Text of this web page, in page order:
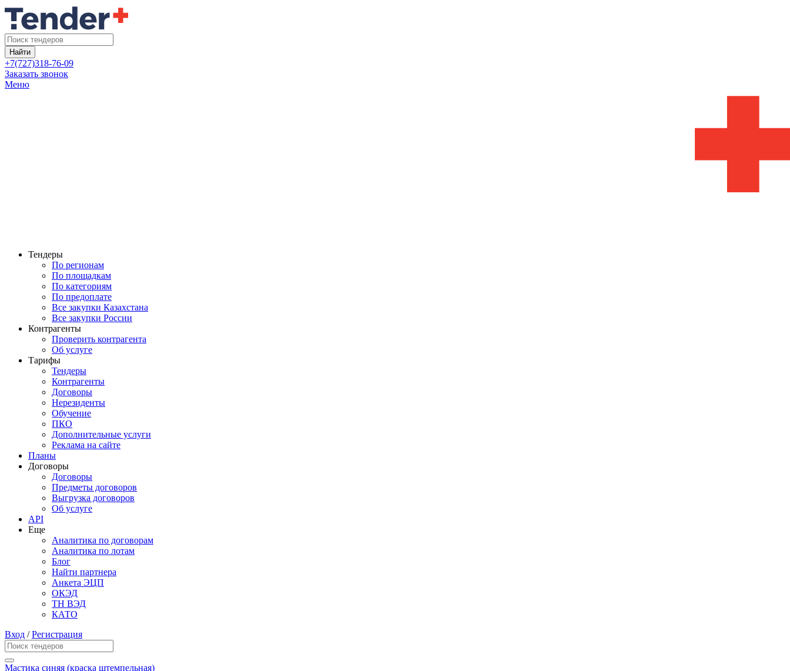
Найти
+7(727)318-76-09
Заказать звонок
Меню
Тендеры
По регионам
По площадкам
По категориям
По предоплате
Все закупки Казахстана
Все закупки России
Контрагенты
Проверить контрагента
Об услуге
Тарифы
Тендеры
Контрагенты
Договоры
Нерезиденты
Обучение
ПКО
Дополнительные услуги
Реклама на сайте
Планы
Договоры
Договоры
Предметы договоров
Выгрузка договоров
Об услуге
API
Еще
Аналитика по договорам
Аналитика по лотам
Блог
Найти партнера
Анкета ЭЦП
ОКЭД
ТН ВЭД
КАТО
Вход /Регистрация
Мастика синяя (краска штемпельная)